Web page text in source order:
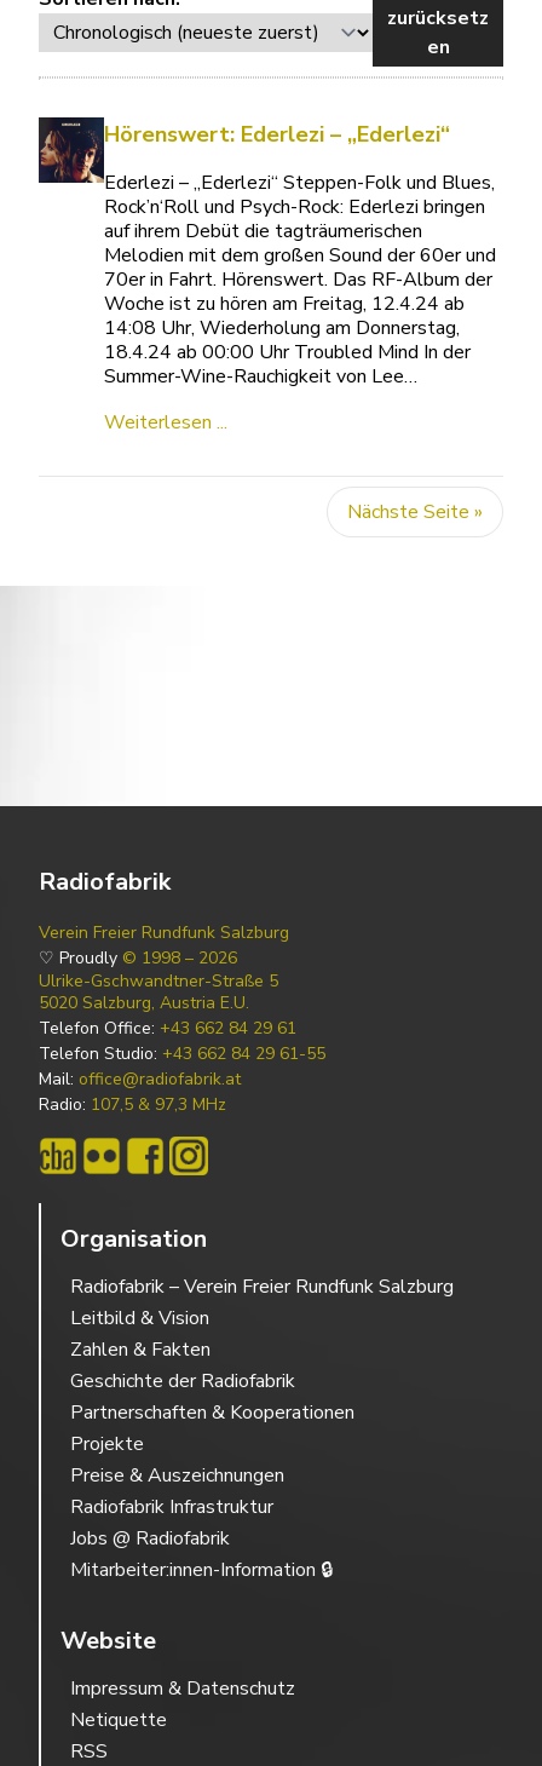
zurücksetz
en
Hörenswert: Ederlezi – „Ederlezi“
Ederlezi – „Ederlezi“ Steppen-Folk und Blues,
Rock’n‘Roll und Psych-Rock: Ederlezi bringen
auf ihrem Debüt die tagträumerischen
Melodien mit dem großen Sound der 60er und
70er in Fahrt. Hörenswert. Das RF-Album der
Woche ist zu hören am Freitag, 12.4.24 ab
14:08 Uhr, Wiederholung am Donnerstag,
18.4.24 ab 00:00 Uhr Troubled Mind In der
Summer-Wine-Rauchigkeit von Lee…
Weiterlesen ...
Nächste Seite »
Radiofabrik
Verein Freier Rundfunk Salzburg
♡ Proudly © 1998 – 2026
Ulrike-Gschwandtner-Straße 5
5020 Salzburg, Austria E.U.
Telefon Office: +43 662 84 29 61
Telefon Studio: +43 662 84 29 61-55
Mail: office@radiofabrik.at
Radio: 107,5 & 97,3 MHz
Organisation
Radiofabrik – Verein Freier Rundfunk Salzburg
Leitbild & Vision
Zahlen & Fakten
Geschichte der Radiofabrik
Partnerschaften & Kooperationen
Projekte
Preise & Auszeichnungen
Radiofabrik Infrastruktur
Jobs @ Radiofabrik
Mitarbeiter:innen-Information 🔒
Website
Impressum & Datenschutz
Netiquette
RSS